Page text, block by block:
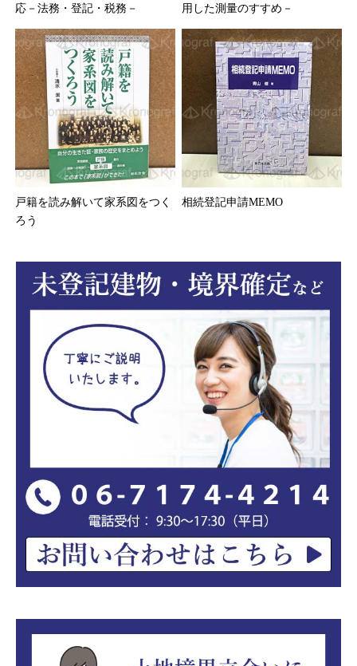
応－法務・登記・税務－ 用した測量のすすめ－
戸籍を読み解いて家系図をつく
ろう
相続登記申請MEMO